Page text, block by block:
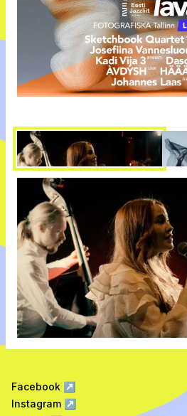
Facebook ↗
Instagram ↗